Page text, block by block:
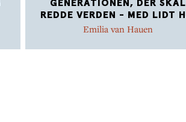
GENERATIONEN, DER SKAL
REDDE VERDEN - MED LIDT H
Emilia van Hauen